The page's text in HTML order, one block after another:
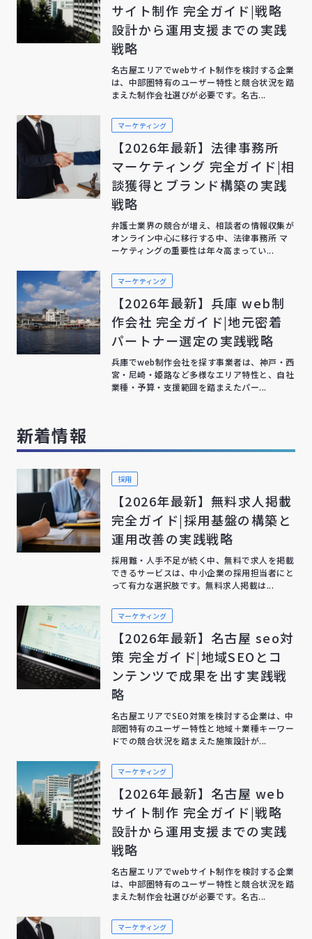
サイト制作 完全ガイド|戦略
設計から運用支援までの実践
戦略
名古屋エリアでwebサイト制作を検討する企業
は、中部圏特有のユーザー特性と競合状況を踏
まえた制作会社選びが必要です。名古...
マーケティング
【2026年最新】法律事務所
マーケティング 完全ガイド|相
談獲得とブランド構築の実践
戦略
弁護士業界の競合が増え、相談者の情報収集が
オンライン中心に移行する中、法律事務所 マ
ーケティングの重要性は年々高まってい...
マーケティング
【2026年最新】兵庫 web制
作会社 完全ガイド|地元密着
パートナー選定の実践戦略
兵庫でweb制作会社を探す事業者は、神戸・西
宮・尼崎・姫路など多様なエリア特性と、自社
業種・予算・支援範囲を踏まえたパー...
新着情報
採用
【2026年最新】無料求人掲載
完全ガイド|採用基盤の構築と
運用改善の実践戦略
採用難・人手不足が続く中、無料で求人を掲載
できるサービスは、中小企業の採用担当者にと
って有力な選択肢です。無料求人掲載は...
マーケティング
【2026年最新】名古屋 seo対
策 完全ガイド|地域SEOとコ
ンテンツで成果を出す実践戦
略
名古屋エリアでSEO対策を検討する企業は、中
部圏特有のユーザー特性と地域＋業種キーワー
ドでの競合状況を踏まえた施策設計が...
マーケティング
【2026年最新】名古屋 web
サイト制作 完全ガイド|戦略
設計から運用支援までの実践
戦略
名古屋エリアでwebサイト制作を検討する企業
は、中部圏特有のユーザー特性と競合状況を踏
まえた制作会社選びが必要です。名古...
マーケティング